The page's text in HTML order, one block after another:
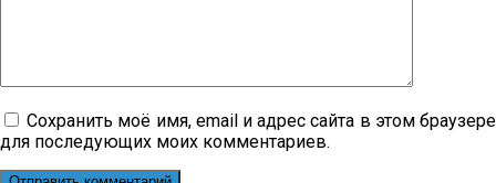
Сохранить моё имя, email и адрес сайта в этом браузере
для последующих моих комментариев.